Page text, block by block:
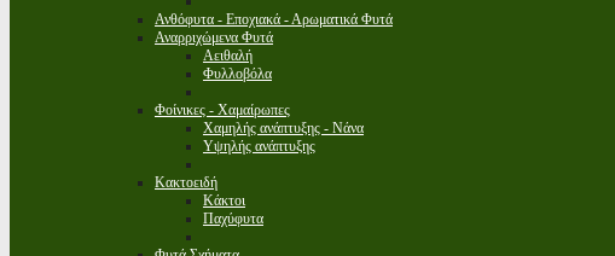
Ανθόφυτα - Εποχιακά - Αρωματικά Φυτά
Αναρριχώμενα Φυτά
Αειθαλή
Φυλλοβόλα
Φοίνικες - Χαμαίρωπες
Χαμηλής ανάπτυξης - Νάνα
Υψηλής ανάπτυξης
Κακτοειδή
Κάκτοι
Παχύφυτα